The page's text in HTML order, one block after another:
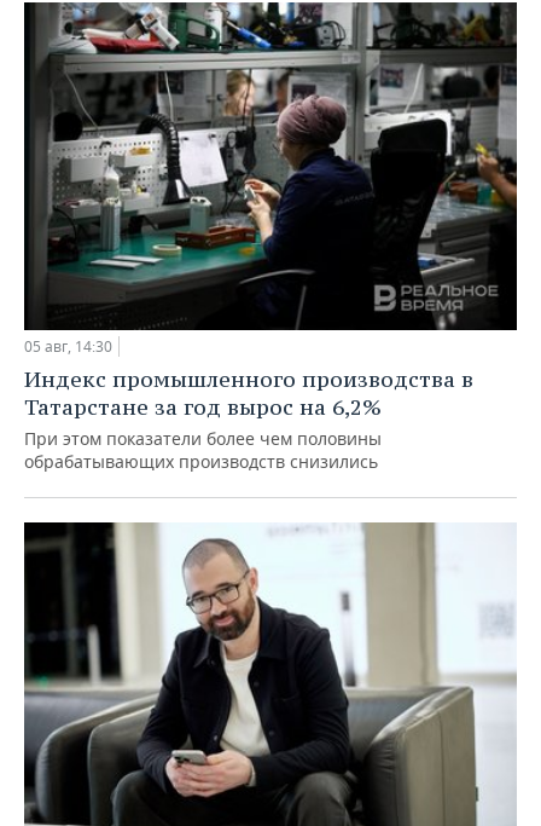
05 авг, 14:30
Индекс промышленного производства в
Татарстане за год вырос на 6,2%
При этом показатели более чем половины
обрабатывающих производств снизились